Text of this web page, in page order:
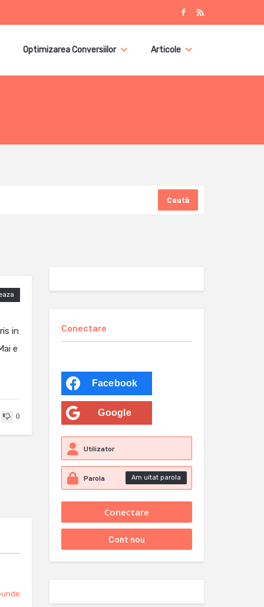
Optimizarea Conversiilor Articole
Caută
in
e
0
Conectare
Facebook
Google
Am uitat parola